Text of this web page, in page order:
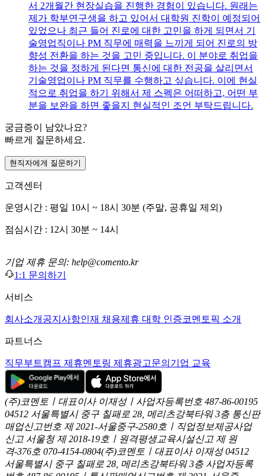
서 2개월간 현장실습을 진행한 경험이 있습니다. 원래는
제가 학부연구생을 하고 있어서 대학원 진학이 예정되어
있었으나 최근 들어 진로에 대한 고민을 하게 되면서 기
술영업직이나 PM 직무에 매력을 느끼게 되어 진로의 방
향성 전환을 하는 것을 고민 중입니다. 이 분야로 취업을
하는 것을 정하게 된다면 통신에 대한 전공을 살리면서
기술영업이나 PM 직무를 수행하고 싶습니다. 이에 현실
적으로 취업을 하기 위해서 제 스펙은 어떠하고, 어떤 부
분을 보완을 하면 좋을지 현실적인 조언 부탁드립니다.
궁금증이 남았나요?
빠르게 질문하세요.
현직자에게 질문하기
고객센터
운영시간 : 평일 10시 ~ 18시 30분 (주말, 공휴일 제외)
점심시간 : 12시 30분 ~ 14시
기업 제휴 문의: help@comento.kr
1:1 문의하기
서비스
회사소개 공지사항인재 채용제휴 대학 인증코멘토픽 소개
파트너스
직무부트캠프 제휴멘토링 제휴광고문의 기업 교육
(주)코멘토ㅣ대표이사 이재성ㅣ사업자등록번호 487-86-00195
04512 서울특별시 중구 칠패로 28, 메리츠강북타워 3층 통신판
매업신고번호 제 2021-서울중구-2580호ㅣ직업정보제공사업
신고 서울청 제 2018-19호ㅣ원격평생교육시설신고 제 원
격-376호 070-4154-0804(주)코멘토ㅣ대표이사 이재성 04512
서울특별시 중구 칠패로 28, 메리츠강북타워 3층 사업자등록